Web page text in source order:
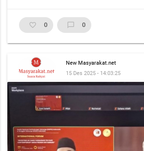
favorite_border 0 chat_bubble_outline 0
New Masyarakat.net
15 Des 2025 - 14:03:25